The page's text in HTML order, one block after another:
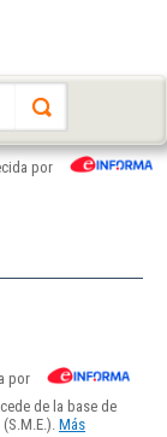
por
por
de la base de
Más